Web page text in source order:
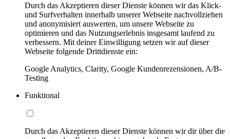
Durch das Akzeptieren dieser Dienste können wir das Klick-
und Surfverhalten innerhalb unserer Webseite nachvollziehen
und anonymisiert auswerten, um unsere Webseite zu
optimieren und das Nutzungserlebnis insgesamt laufend zu
verbessern. Mit deiner Einwilligung setzen wir auf dieser
Webseite folgende Drittdienste ein:
Google Analytics, Clarity, Google Kundenrezensionen, A/B-
Testing
Funktional
Durch das Akzeptieren dieser Dienste können wir dir über die